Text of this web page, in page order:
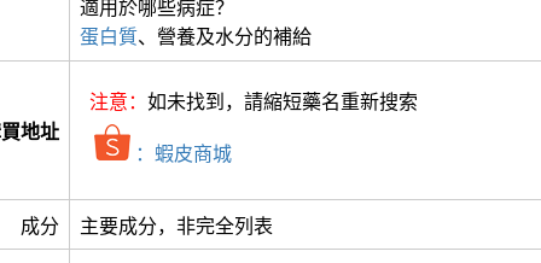
適用於哪些病症？
蛋白質、營養及水分的補給
地址
注意： 如未找到，請縮短藥名重新搜索
：蝦皮商城
成分 主要成分，非完全列表